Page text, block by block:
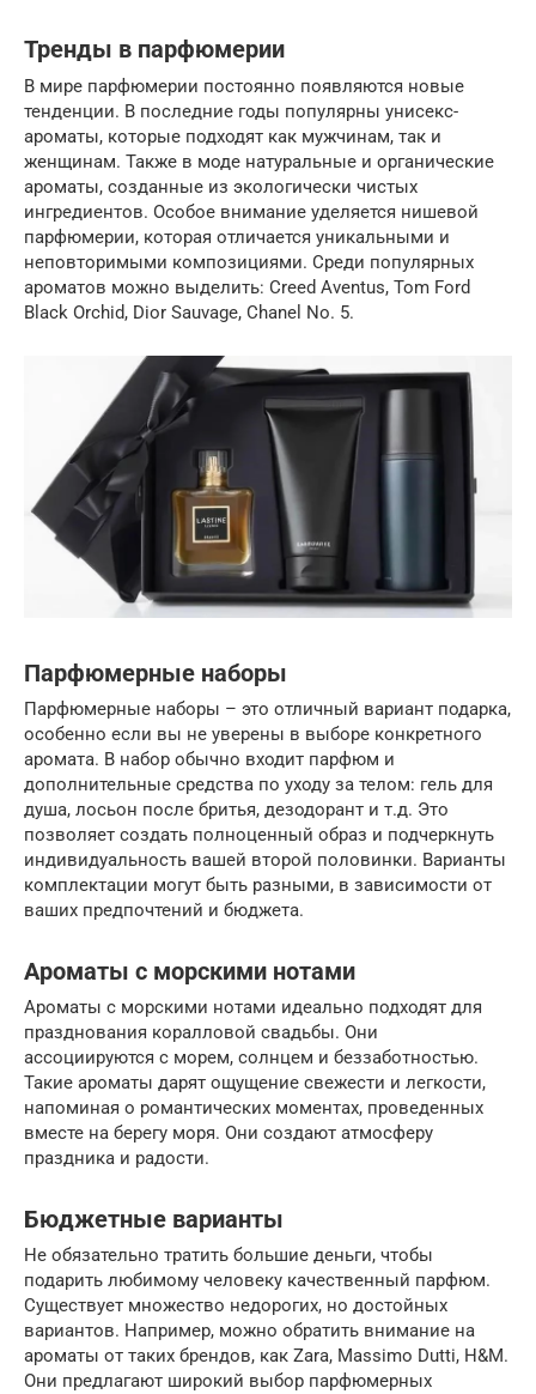
Тренды в парфюмерии
В мире парфюмерии постоянно появляются новые
тенденции. В последние годы популярны унисекс-
ароматы, которые подходят как мужчинам, так и
женщинам. Также в моде натуральные и органические
ароматы, созданные из экологически чистых
ингредиентов. Особое внимание уделяется нишевой
парфюмерии, которая отличается уникальными и
неповторимыми композициями. Среди популярных
ароматов можно выделить: Creed Aventus, Tom Ford
Black Orchid, Dior Sauvage, Chanel No. 5.
Парфюмерные наборы
Парфюмерные наборы – это отличный вариант подарка,
особенно если вы не уверены в выборе конкретного
аромата. В набор обычно входит парфюм и
дополнительные средства по уходу за телом: гель для
душа, лосьон после бритья, дезодорант и т.д. Это
позволяет создать полноценный образ и подчеркнуть
индивидуальность вашей второй половинки. Варианты
комплектации могут быть разными, в зависимости от
ваших предпочтений и бюджета.
Ароматы с морскими нотами
Ароматы с морскими нотами идеально подходят для
празднования коралловой свадьбы. Они
ассоциируются с морем, солнцем и беззаботностью.
Такие ароматы дарят ощущение свежести и легкости,
напоминая о романтических моментах, проведенных
вместе на берегу моря. Они создают атмосферу
праздника и радости.
Бюджетные варианты
Не обязательно тратить большие деньги, чтобы
подарить любимому человеку качественный парфюм.
Существует множество недорогих, но достойных
вариантов. Например, можно обратить внимание на
ароматы от таких брендов, как Zara, Massimo Dutti, H&M.
Они предлагают широкий выбор парфюмерных